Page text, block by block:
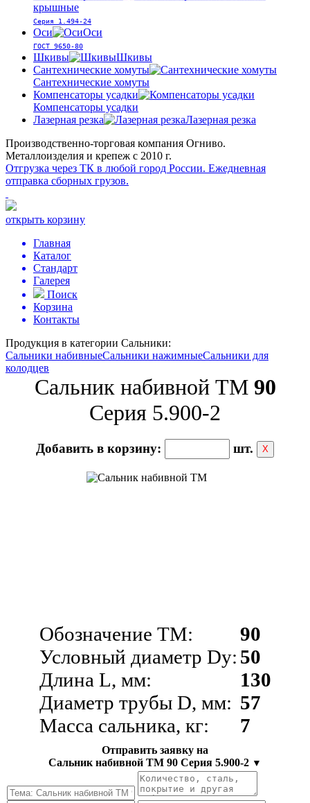
крышные
Серия 1.494-24
Оси Оси
ГОСТ 9650-80
Шкивы
Шкивы
Сантехнические хомуты
Сантехнические хомуты
Компенсаторы усадки
Компенсаторы усадки
Лазерная резка
Лазерная резка
Производственно-торговая компания Огниво.
Металлоизделия и крепеж с 2010 г.
Отгрузка через ТК в любой город России. Ежедневная
отправка сборных грузов.
открыть корзину
Главная
Каталог
Стандарт
Галерея
Поиск
Корзина
Контакты
Продукция в категории Сальники:
Сальники набивныеСальники нажимныеСальники для
колодцев
Сальник набивной ТМ90
Серия 5.900-2
Добавить в корзину: шт. Х
Обозначение ТМ:
Условный диаметр Dy:
Длина L, мм:
Диаметр трубы D, мм:
Масса сальника, кг:
90
50
130
57
7
Отправить заявку на
Сальник набивной ТМ 90 Серия 5.900-2 ▼